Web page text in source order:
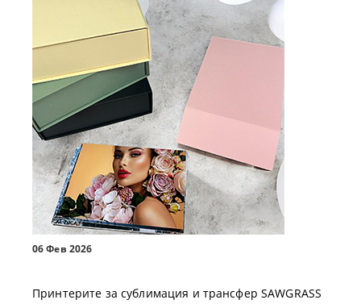
06 Фев 2026
Принтерите за сублимация и трансфер SAWGRASS